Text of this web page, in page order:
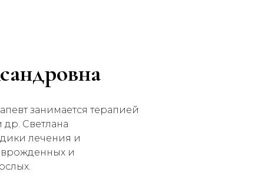
занимается терапией
др. Светлана
лечения и
врожденных и